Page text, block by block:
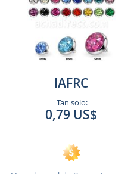
IAFRC
Tan solo:
0,79 US$